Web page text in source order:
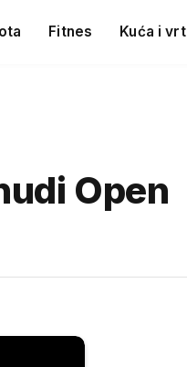
Fitnes Kuća i vrt
Open